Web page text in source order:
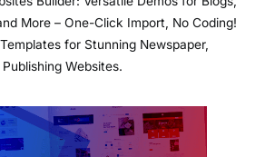
More – One-Click Import, No Coding!
for Stunning Newspaper,
Websites.